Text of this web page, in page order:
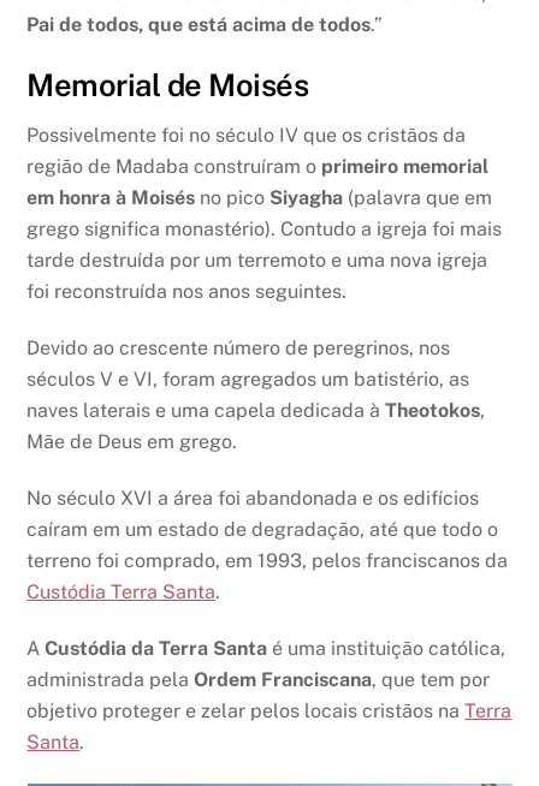
Pai de todos, que está acima de todos.”
Memorial de Moisés
Possivelmente foi no século IV que os cristãos da
região de Madaba construíram o primeiro memorial
em honra à Moisés no pico Siyagha (palavra que em
grego significa monastério). Contudo a igreja foi mais
tarde destruída por um terremoto e uma nova igreja
foi reconstruída nos anos seguintes.
Devido ao crescente número de peregrinos, nos
séculos V e VI, foram agregados um batistério, as
naves laterais e uma capela dedicada àTheotokos,
Mãe de Deus em grego.
No século XVI a área foi abandonada e os edifícios
caíram em um estado de degradação, até que todo o
terreno foi comprado, em 1993, pelos franciscanos da
Custódia Terra Santa.
A Custódia da Terra Santa é uma instituição católica,
administrada pelaOrdem Franciscana, que tem por
objetivo proteger e zelar pelos locais cristãos naTerra
Santa.